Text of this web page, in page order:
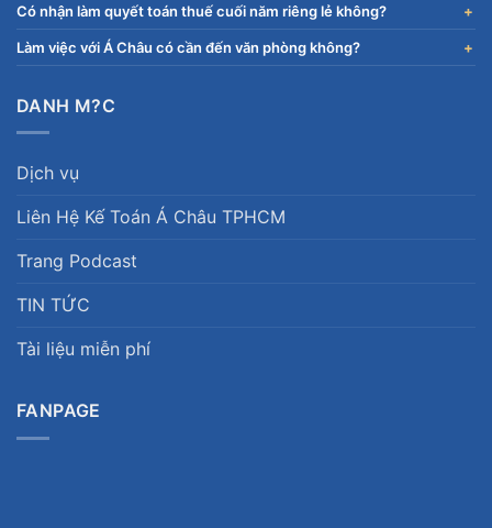
Có nhận làm quyết toán thuế cuối năm riêng lẻ không?
Làm việc với Á Châu có cần đến văn phòng không?
DANH M?C
Dịch vụ
Liên Hệ Kế Toán Á Châu TPHCM
Trang Podcast
TIN TỨC
Tài liệu miễn phí
FANPAGE